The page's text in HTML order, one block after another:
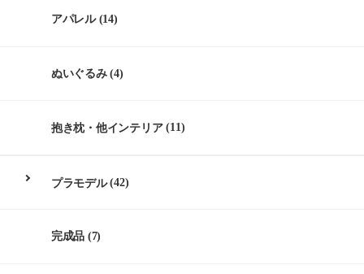
アパレル(14)
ぬいぐるみ(4)
抱き枕・他インテリア(11)
プラモデル(42)
完成品 (7)